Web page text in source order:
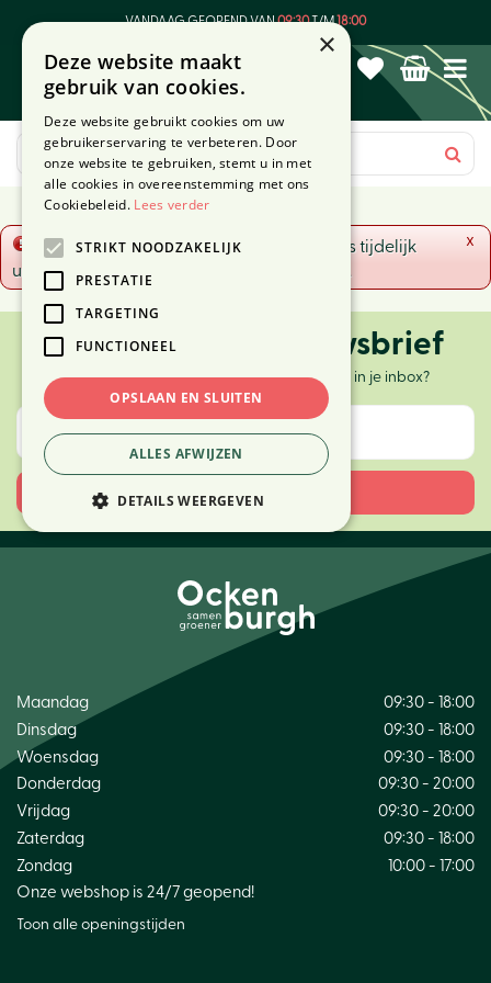
t
n
VANDAAG GEOPEND VAN09:30T/M18:00
x
Fout! De opgevraagde productpagina is tijdelijk
uitgeschakeld. Ga terug naar het
Ontvang onze nieuwsbrief
Elke twee weken nieuws, tips en inspiratie in je inbox?
Maandag
09:30 - 18:00
Dinsdag
09:30 - 18:00
Woensdag
09:30 - 18:00
Donderdag
09:30 - 20:00
Vrijdag
09:30 - 20:00
Zaterdag
09:30 - 18:00
Zondag
10:00 - 17:00
Onze webshop is 24/7 geopend!
Toon alle openingstijden
×
Deze website maakt
gebruik van cookies.
Deze website gebruikt cookies om uw
gebruikerservaring te verbeteren. Door
onze website te gebruiken, stemt u in met
alle cookies in overeenstemming met ons
Cookiebeleid. Lees verder
STRIKT NOODZAKELIJK
PRESTATIE
TARGETING
FUNCTIONEEL
OPSLAAN EN SLUITEN
ALLES AFWIJZEN
DETAILS WEERGEVEN